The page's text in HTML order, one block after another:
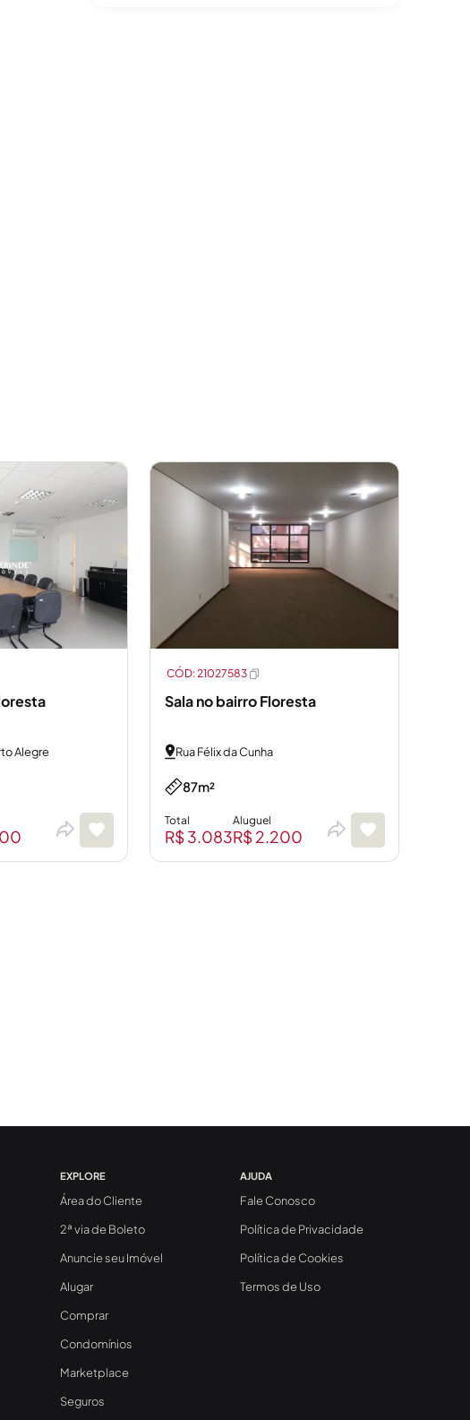
Alegre
Sala no bairro Floresta
Rua Félix da Cunha
87m²
Total
R$ 3.083
Aluguel
R$ 2.200
CÓD: 21027583
EXPLORE
Área do Cliente
2ª via de Boleto
Anuncie seu Imóvel
Alugar
Comprar
Condomínios
Marketplace
Seguros
AJUDA
Fale Conosco
Política de Privacidade
Política de Cookies
Termos de Uso